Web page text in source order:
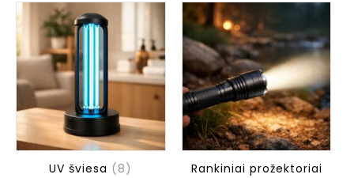
UV šviesa (8)
Rankiniai prožektoriai